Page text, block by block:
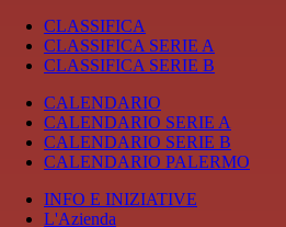
CLASSIFICA
CLASSIFICA SERIE A
CLASSIFICA SERIE B
CALENDARIO
CALENDARIO SERIE A
CALENDARIO SERIE B
CALENDARIO PALERMO
INFO E INIZIATIVE
L'Azienda